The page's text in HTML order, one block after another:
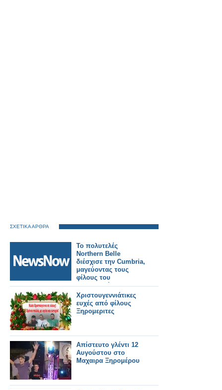
ΣΧΕΤΙΚΑ ΑΡΘΡΑ
Το πολυτελές
Northern Belle
διέσχισε την Cumbria,
μαγεύοντας τους
φίλους του
σιδηροδρόμου.
Χριστουγεννιάτικες
ευχές από φίλους
Ξηρομεριτες
Απίστευτο γλέντι 12
Αυγούστου στο
Μαχαιρα Ξηρομέρου